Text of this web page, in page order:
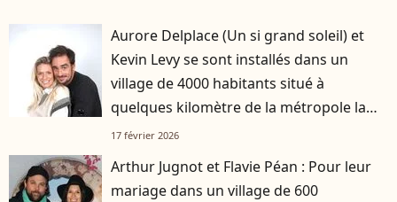
Aurore Delplace (Un si grand soleil) et
Kevin Levy se sont installés dans un
village de 4000 habitants situé à
quelques kilomètre de la métropole la
plus attractive de France
17 février 2026
Arthur Jugnot et Flavie Péan : Pour leur
mariage dans un village de 600